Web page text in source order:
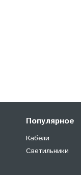
Популярное
Кабели
Светильники